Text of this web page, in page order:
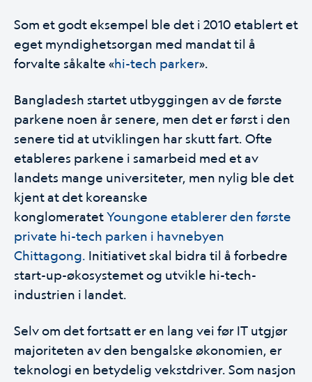
Som et godt eksempel ble det i 2010 etablert et
eget myndighetsorgan med mandat til å
forvalte såkalte «hi-tech parker».
Bangladesh startet utbyggingen av de første
parkene noen år senere, men det er først i den
senere tid at utviklingen har skutt fart. Ofte
etableres parkene i samarbeid med et av
landets mange universiteter, men nylig ble det
kjent at det koreanske
konglomeratetYoungone etablerer den første
private hi-tech parken i havnebyen
Chittagong. Initiativet skal bidra til å forbedre
start-up-økosystemet og utvikle hi-tech-
industrien i landet.
Selv om det fortsatt er en lang vei før IT utgjør
majoriteten av den bengalske økonomien, er
teknologi en betydelig vekstdriver. Som nasjon